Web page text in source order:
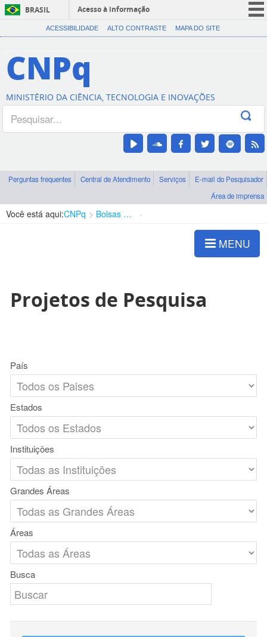
BRASIL
Acesso à informação
CORONAVÍRUS (COVID-19)
Canais
ACESSIBILIDADE ALTO CONTRASTE MAPA DO SITE
CNPq
MINISTÉRIO DA CIÊNCIA, TECNOLOGIA E INOVAÇÕES
Perguntas frequentes Central de Atendimento Serviços
E-mail do Pesquisador
Área de imprensa
Você está aqui:CNPq Bolsas e Auxílios Vigentes
MENU
Projetos de Pesquisa
País
Estados
Instituições
Grandes Áreas
Áreas
Busca